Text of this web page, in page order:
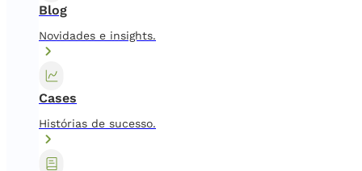
Blog
Novidades e insights.
Cases
Histórias de sucesso.